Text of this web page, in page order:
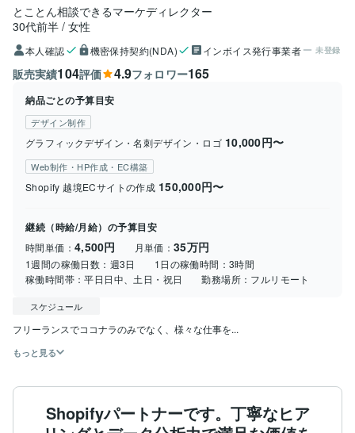
とことん相談できるマーケディレクター
30代前半 女性
本人確認 機密保持契約(NDA) インボイス発行事業者 未登録
販売実績104評価 4.9フォロワー165
納品ごとの予算目安
デザイン制作
グラフィックデザイン・名刺デザイン・ロゴ 10,000円〜
Web制作・HP作成・EC構築
Shopify 越境ECサイトの作成 150,000円〜
継続（時給/月給）の予算目安
時間単価： 4,500円 月単価：35万円
1週間の稼働日数： 週3日 1日の稼働時間：3時間
稼働時間帯：平日日中、土日・祝日 勤務場所： フルリモート
スケジュール
フリーランスでココナラのみでなく、様々な仕事を...
もっと見る
Shopifyパートナーです。丁寧なヒア